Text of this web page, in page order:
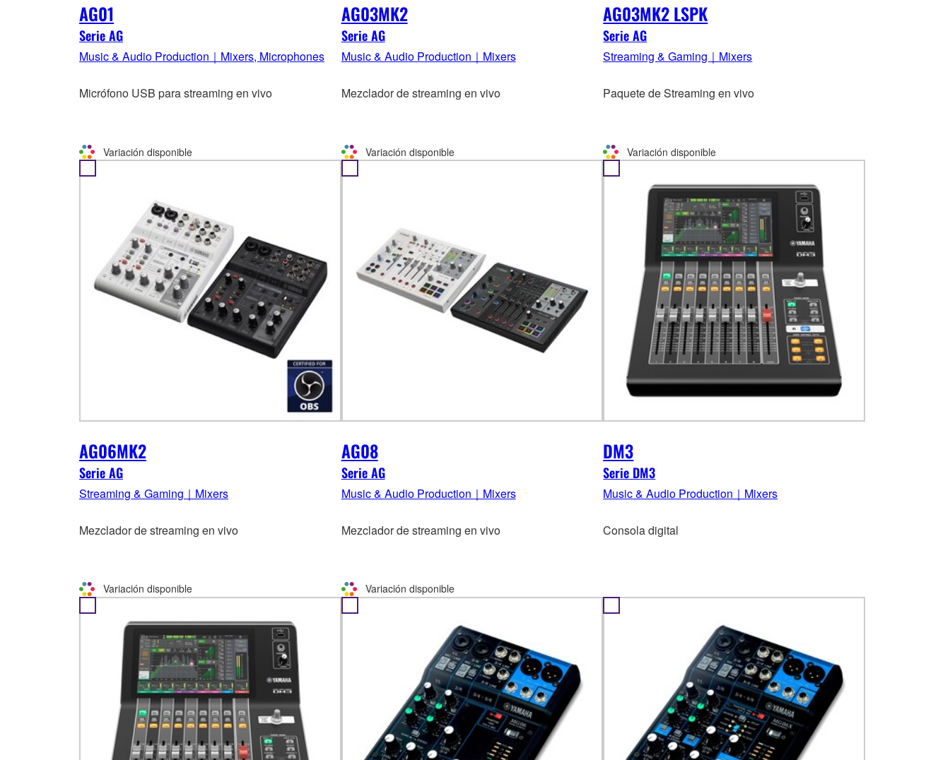
AG01
Serie AG
Music & Audio Production｜Mixers, Microphones
Micrófono USB para streaming en vivo
Variación disponible
AG03MK2
Serie AG
Music & Audio Production｜Mixers
Mezclador de streaming en vivo
Variación disponible
AG03MK2 LSPK
Serie AG
Streaming & Gaming｜Mixers
Paquete de Streaming en vivo
Variación disponible
AG06MK2
Serie AG
Streaming & Gaming｜Mixers
Mezclador de streaming en vivo
Variación disponible
AG08
Serie AG
Music & Audio Production｜Mixers
Mezclador de streaming en vivo
Variación disponible
DM3
Serie DM3
Music & Audio Production｜Mixers
Consola digital